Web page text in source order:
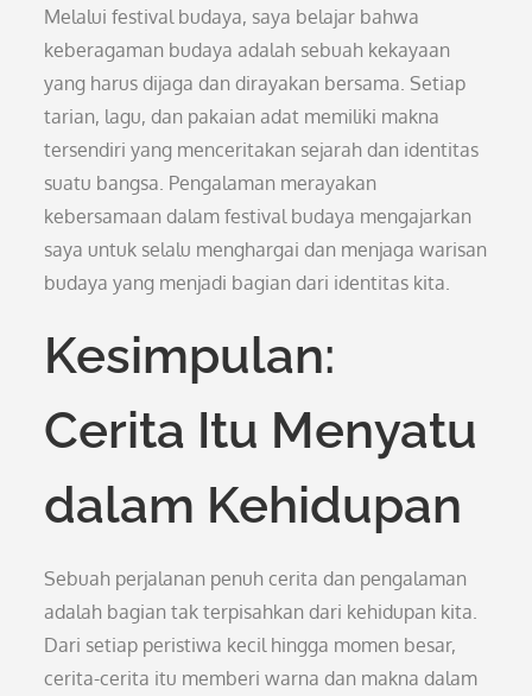
Melalui festival budaya, saya belajar bahwa
keberagaman budaya adalah sebuah kekayaan
yang harus dijaga dan dirayakan bersama. Setiap
tarian, lagu, dan pakaian adat memiliki makna
tersendiri yang menceritakan sejarah dan identitas
suatu bangsa. Pengalaman merayakan
kebersamaan dalam festival budaya mengajarkan
saya untuk selalu menghargai dan menjaga warisan
budaya yang menjadi bagian dari identitas kita.
Kesimpulan:
Cerita Itu Menyatu
dalam Kehidupan
Sebuah perjalanan penuh cerita dan pengalaman
adalah bagian tak terpisahkan dari kehidupan kita.
Dari setiap peristiwa kecil hingga momen besar,
cerita-cerita itu memberi warna dan makna dalam